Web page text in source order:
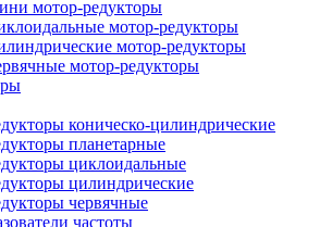
мотор-редукторы
мотор-редукторы
мотор-редукторы
мотор-редукторы
коническо-цилиндрические
планетарные
циклоидальные
цилиндрические
червячные
частоты